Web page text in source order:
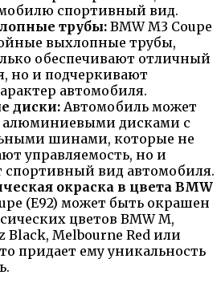
спортивный вид.
трубы: BMW M3 Coupe
выхлопные трубы,
обеспечивают отличный
но и подчеркивают
автомобиля.
диски: Автомобиль может
алюминиевыми дисками с
шинами, которые не
управляемость, но и
спортивный вид автомобиля.
окраска в цвета BMW
(E92) может быть окрашен
цветов BMW M,
Black, Melbourne Red или
придает ему уникальность